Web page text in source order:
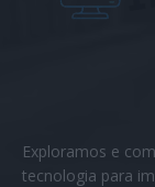
Exploramos e
tecnologia para